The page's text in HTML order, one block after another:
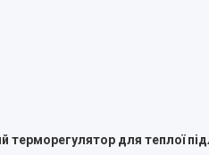
терморегулятор для теплої